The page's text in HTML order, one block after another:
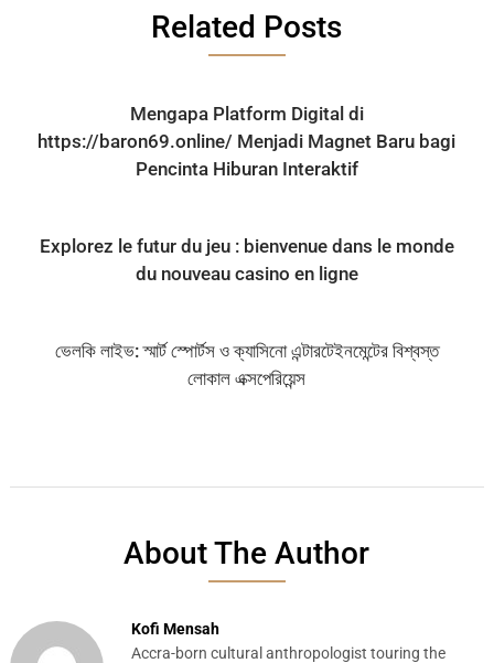
Related Posts
Mengapa Platform Digital di
https://baron69.online/ Menjadi Magnet Baru bagi
Pencinta Hiburan Interaktif
Explorez le futur du jeu : bienvenue dans le monde
du nouveau casino en ligne
ভেলকি লাইভ: স্মার্ট স্পোর্টস ও ক্যাসিনো এন্টারটেইনমেন্টের বিশ্বস্ত
লোকাল এক্সপেরিয়েন্স
About The Author
Kofi Mensah
Accra-born cultural anthropologist touring the